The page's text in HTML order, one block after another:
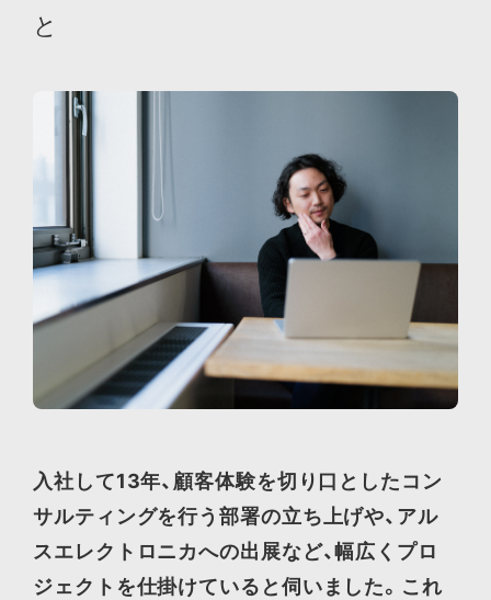
と
入社して13年、顧客体験を切り口としたコン
サルティングを行う部署の立ち上げや、アル
スエレクトロニカへの出展など、幅広くプロ
ジェクトを仕掛けていると伺いました。これ